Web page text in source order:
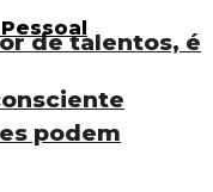
de talentos, é
podem